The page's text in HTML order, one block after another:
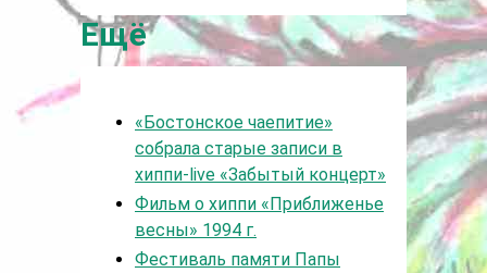
Ещё
«Бостонское чаепитие»
собрала старые записи в
хиппи-live «Забытый концерт»
Фильм о хиппи «Приближенье
весны» 1994 г.
Фестиваль памяти Папы